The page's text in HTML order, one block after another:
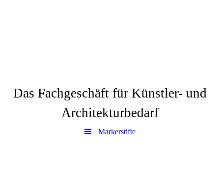
Das Fachgeschäft für Künstler- und
Architekturbedarf
Markerstifte